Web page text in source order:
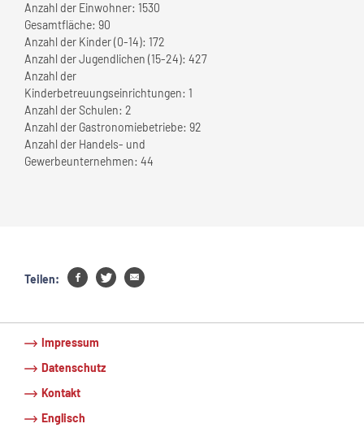
Anzahl der Einwohner: 1530
Gesamtfläche: 90
Anzahl der Kinder (0-14): 172
Anzahl der Jugendlichen (15-24): 427
Anzahl der
Kinderbetreuungseinrichtungen: 1
Anzahl der Schulen: 2
Anzahl der Gastronomiebetriebe: 92
Anzahl der Handels- und
Gewerbeunternehmen: 44
Teilen:
Impressum
Datenschutz
Kontakt
Englisch